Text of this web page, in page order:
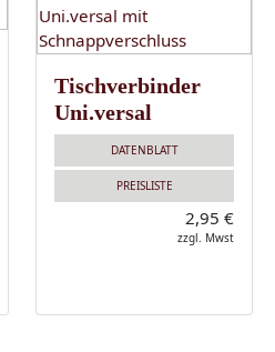
Tischverbinder
Uni.versal
DATENBLATT
PREISLISTE
2,95 €
zzgl. Mwst